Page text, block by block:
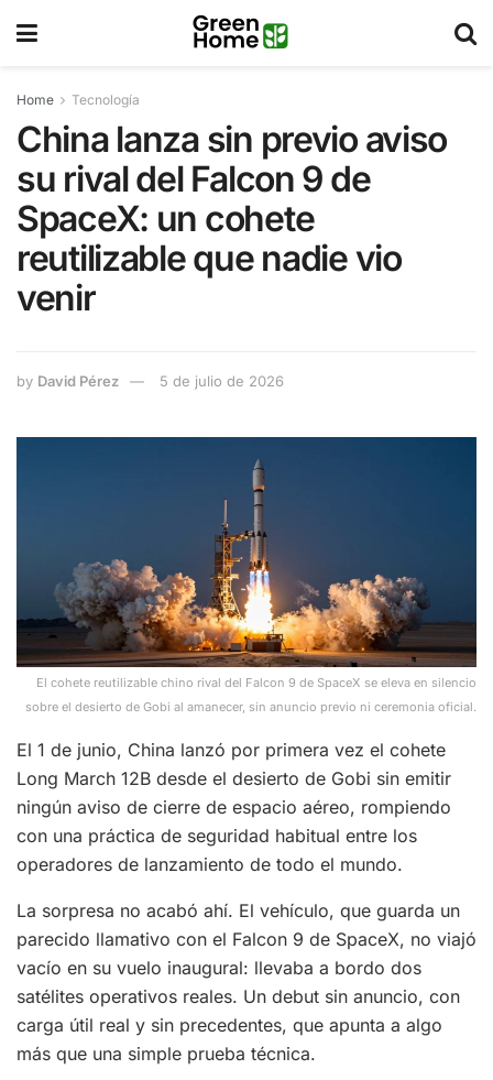
Home Tecnología
China lanza sin previo aviso
su rival del Falcon 9 de
SpaceX: un cohete
reutilizable que nadie vio
venir
by David Pérez 5 de julio de 2026
El cohete reutilizable chino rival del Falcon 9 de SpaceX se eleva en silencio
sobre el desierto de Gobi al amanecer, sin anuncio previo ni ceremonia oficial.
El 1 de junio, China lanzó por primera vez el cohete
Long March 12B desde el desierto de Gobi sin emitir
ningún aviso de cierre de espacio aéreo, rompiendo
con una práctica de seguridad habitual entre los
operadores de lanzamiento de todo el mundo.
La sorpresa no acabó ahí. El vehículo, que guarda un
parecido llamativo con el Falcon 9 de SpaceX, no viajó
vacío en su vuelo inaugural: llevaba a bordo dos
satélites operativos reales. Un debut sin anuncio, con
carga útil real y sin precedentes, que apunta a algo
más que una simple prueba técnica.